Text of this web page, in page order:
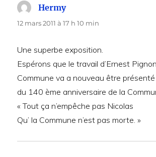
Hermydit :
12 mars 2011 à 17 h 10 min
Une superbe exposition.
Espérons que le travail d’Ernest
Commune va a nouveau être présenté
du 140 ème anniversaire de la
« Tout ça n’empêche pas Nicolas
Qu’ la Commune n’est pas morte. »